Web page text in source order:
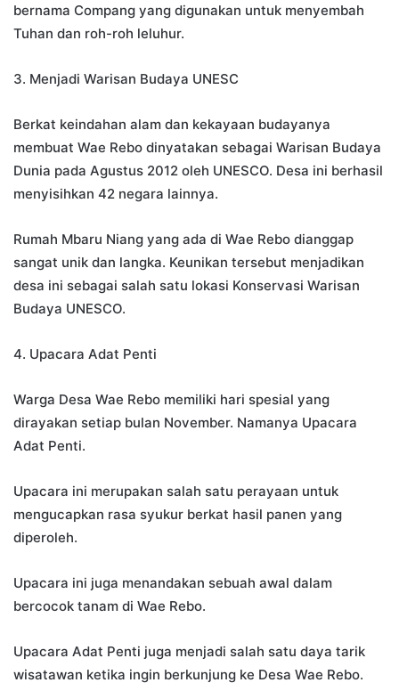
bernama Compang yang digunakan untuk menyembah
Tuhan dan roh-roh leluhur.
3. Menjadi Warisan Budaya UNESC
Berkat keindahan alam dan kekayaan budayanya
membuat Wae Rebo dinyatakan sebagai Warisan Budaya
Dunia pada Agustus 2012 oleh UNESCO. Desa ini berhasil
menyisihkan 42 negara lainnya.
Rumah Mbaru Niang yang ada di Wae Rebo dianggap
sangat unik dan langka. Keunikan tersebut menjadikan
desa ini sebagai salah satu lokasi Konservasi Warisan
Budaya UNESCO.
4. Upacara Adat Penti
Warga Desa Wae Rebo memiliki hari spesial yang
dirayakan setiap bulan November. Namanya Upacara
Adat Penti.
Upacara ini merupakan salah satu perayaan untuk
mengucapkan rasa syukur berkat hasil panen yang
diperoleh.
Upacara ini juga menandakan sebuah awal dalam
bercocok tanam di Wae Rebo.
Upacara Adat Penti juga menjadi salah satu daya tarik
wisatawan ketika ingin berkunjung ke Desa Wae Rebo.